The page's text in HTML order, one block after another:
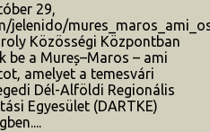
29,
jelenido/
Közösségi Központban
a Mureș–Maros – ami
amelyet a temesvári
Dél-Alföldi Regionális
Egyesület (DARTKE)